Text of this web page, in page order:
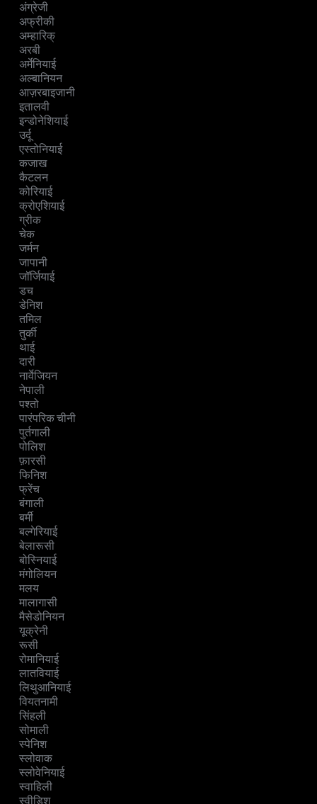
अंग्रेजी
अफ्रीकी
अम्हारिक्
अरबी
अर्मेनियाई
अल्बानियन
आज़रबाइजानी
इतालवी
इन्डोनेशियाई
उर्दू
एस्तोनियाई
कजाख
कैटलन
कोरियाई
क्रोएशियाई
ग्रीक
चेक
जर्मन
जापानी
जॉर्जियाई
डच
डेनिश
तमिल
तुर्की
थाई
दारी
नार्वेजियन
नेपाली
पश्तो
पारंपरिक चीनी
पुर्तगाली
पोलिश
फ़ारसी
फिनिश
फ्रेंच
बंगाली
बर्मी
बल्गेरियाई
बेलारूसी
बोस्नियाई
मंगोलियन
मलय
मालागासी
मैसेडोनियन
यूक्रेनी
रूसी
रोमानियाई
लातवियाई
लिथुआनियाई
वियतनामी
सिंहली
सोमाली
स्पेनिश
स्लोवाक
स्लोवेनियाई
स्वाहिली
स्वीडिश